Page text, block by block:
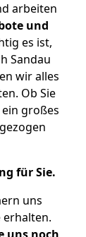
arbeiten
und
es ist,
Sandau
wir alles
Ob Sie
großes
für Sie.
uns
erhalten.